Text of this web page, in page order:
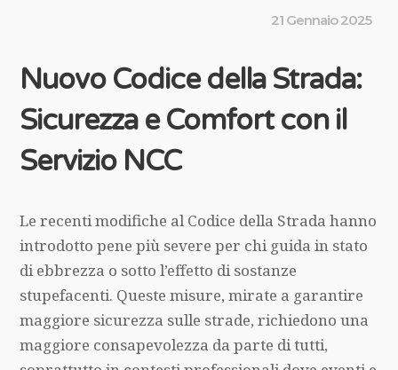
21 Gennaio 2025
Nuovo Codice della Strada:
Sicurezza e Comfort con il
Servizio NCC
Le recenti modifiche al Codice della Strada hanno
introdotto pene più severe per chi guida in stato
di ebbrezza o sotto l’effetto di sostanze
stupefacenti. Queste misure, mirate a garantire
maggiore sicurezza sulle strade, richiedono una
maggiore consapevolezza da parte di tutti,